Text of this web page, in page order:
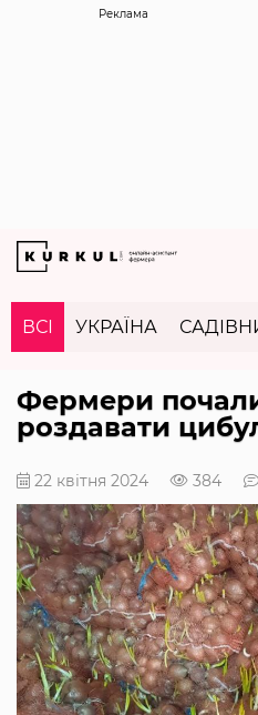
Реклама
ВСІ УКРАЇНА
Фермери
роздавати
22 квітня 2024 384